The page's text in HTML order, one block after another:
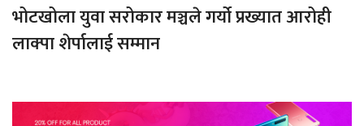
भोटखोला युवा सरोकार मञ्चले गर्यो प्रख्यात आरोही
लाक्पा शेर्पालाई सम्मान